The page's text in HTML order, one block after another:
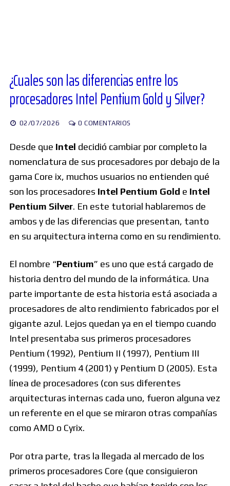
Foros
Buscar:
¿Cuales son las diferencias entre los
procesadores Intel Pentium Gold y Silver?
02/07/2026 0 COMENTARIOS
Desde que Intel decidió cambiar por completo la
nomenclatura de sus procesadores por debajo de la
gama Core ix, muchos usuarios no entienden qué
son los procesadores Intel Pentium Gold e Intel
Pentium Silver. En este tutorial hablaremos de
ambos y de las diferencias que presentan, tanto
en su arquitectura interna como en su rendimiento.
El nombre “Pentium” es uno que está cargado de
historia dentro del mundo de la informática. Una
parte importante de esta historia está asociada a
procesadores de alto rendimiento fabricados por el
gigante azul. Lejos quedan ya en el tiempo cuando
Intel presentaba sus primeros procesadores
Pentium (1992), Pentium II (1997), Pentium III
(1999), Pentium 4 (2001) y Pentium D (2005). Esta
línea de procesadores (con sus diferentes
arquitecturas internas cada uno, fueron alguna vez
un referente en el que se miraron otras compañías
como AMD o Cyrix.
Por otra parte, tras la llegada al mercado de los
primeros procesadores Core (que consiguieron